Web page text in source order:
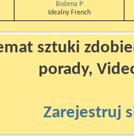
Bożena P
Idealny French
sztuki
porady,
Zarejestruj